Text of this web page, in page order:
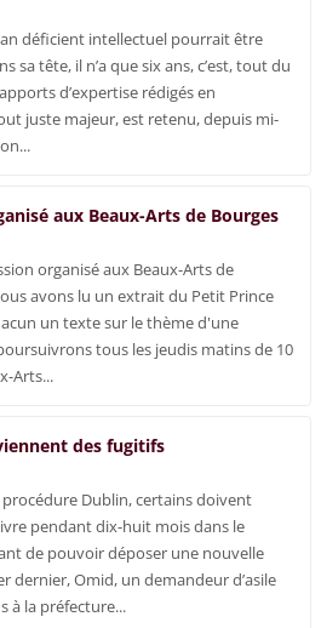
déficient intellectuel pourrait être
sa tête, il n’a que six ans, c’est, tout du
d’expertise rédigés en
juste majeur, est retenu, depuis mi-
aux Beaux-Arts de Bourges
organisé aux Beaux-Arts de
avons lu un extrait du Petit Prince
un texte sur le thème d'une
tous les jeudis matins de 10
Arts...
des fugitifs
procédure Dublin, certains doivent
pendant dix-huit mois dans le
de pouvoir déposer une nouvelle
dernier, Omid, un demandeur d’asile
à la préfecture...